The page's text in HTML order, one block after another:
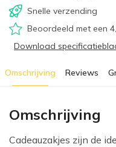
Snelle verzending
Beoordeeld met een
Download
Omschrijving Reviews
Omschrijving
Cadeauzakjes zijn de